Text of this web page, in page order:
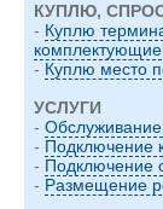
КУПЛЮ,
- Куплю
комплектующие
- Куплю место
УСЛУГИ
-
- Подключение
- Подключение
- Размещение